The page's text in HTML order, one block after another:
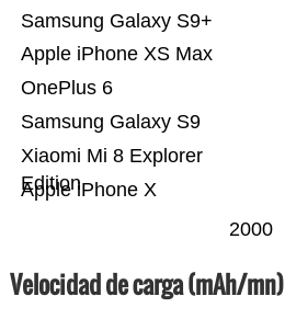
Apple iPhone X
Xiaomi Mi 8 Explorer
Edition
Samsung Galaxy S9
OnePlus 6
Apple iPhone XS Max
Samsung Galaxy S9+
2000
Velocidad de carga (mAh/mn)